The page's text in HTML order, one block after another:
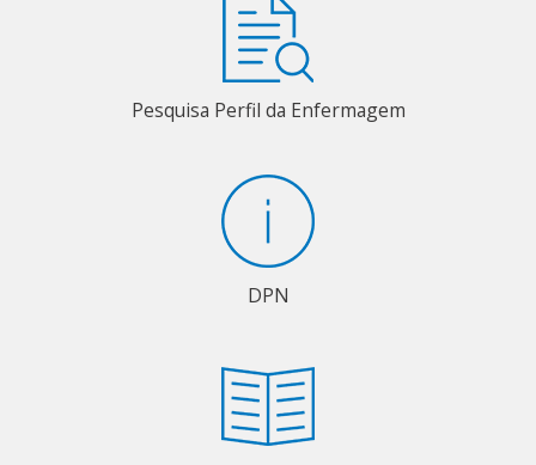
Pesquisa Perfil da Enfermagem
DPN